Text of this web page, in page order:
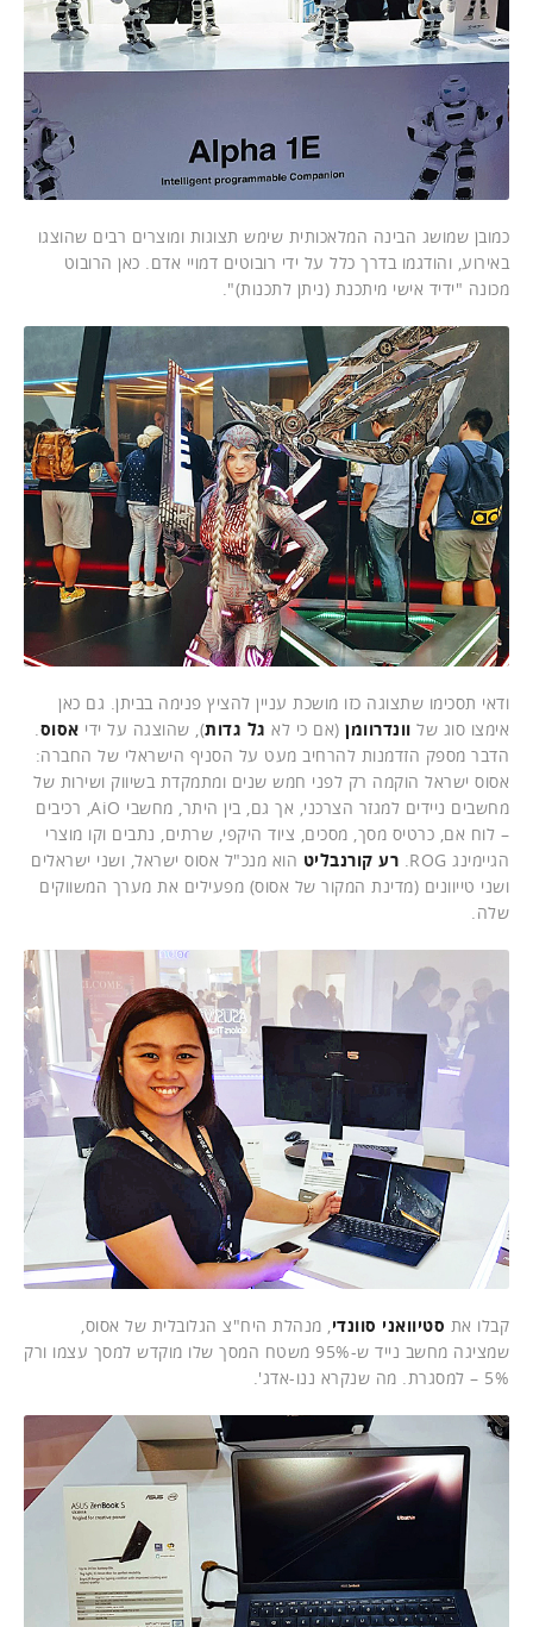
כמובן שמושג הבינה המלאכותית שימש תצוגות ומוצרים רבים שהוצגו
באירוע, והודגמו בדרך כלל על ידי רובוטים דמויי אדם. כאן הרובוט
מכונה "ידיד אישי מיתכנת (ניתן לתכנות)".
ודאי תסכימו שתצוגה כזו מושכת עניין להציץ פנימה בביתן. גם כאן
אימצו סוג של וונדרוומן (אם כי לא גל גדות), שהוצגה על ידי אסוס
הדבר מספק הזדמנות להרחיב מעט על הסניף הישראלי של החברה:
אסוס ישראל הוקמה רק לפני חמש שנים ומתמקדת בשיווק ושירות של
מחשבים ניידים למגזר הצרכני, אך גם, בין היתר, מחשבי AiO, רכיבים
– לוח אם, כרטיס מסך, מסכים, ציוד היקפי, שרתים, נתבים וקו מוצרי
הגיימינג ROG.
רע קורנבליט הוא מנכ"ל אסוס ישראל, ושני ישראלים
ושני טייוונים (מדינת המקור של אסוס) מפעילים את מערך המשווקים
שלה.
קבלו את סטיוואני סוונדי, מנהלת היח"צ הגלובלית של אסוס,
שמציגה מחשב נייד ש-95% משטח המסך שלו מוקדש למסך עצמו ורק
5% – למסגרת. מה שנקרא ננו-אדג'.